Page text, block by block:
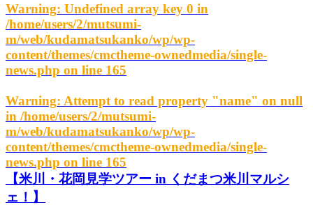
Warning: Undefined array key 0 in
/home/users/2/mutsumi-
m/web/kudamatsukanko/wp/wp-
content/themes/cmctheme-ownedmedia/single-
news.php on line 165
Warning: Attempt to read property "name" on null
in /home/users/2/mutsumi-
m/web/kudamatsukanko/wp/wp-
content/themes/cmctheme-ownedmedia/single-
news.php on line 165
【米川・花岡見学ツアー in くだまつ米川マルシ
ェ！】